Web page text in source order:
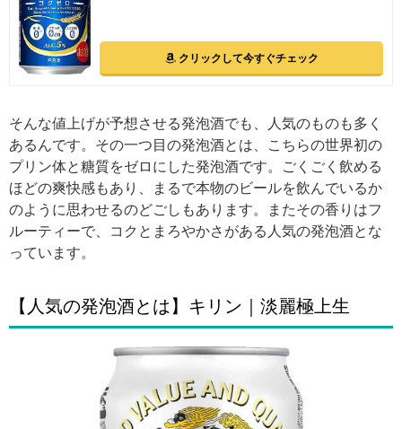
クリックして今すぐチェック
そんな値上げが予想させる発泡酒でも、人気のものも多く
あるんです。その一つ目の発泡酒とは、こちらの世界初の
プリン体と糖質をゼロにした発泡酒です。ごくごく飲める
ほどの爽快感もあり、まるで本物のビールを飲んでいるか
のように思わせるのどごしもあります。またその香りはフ
ルーティーで、コクとまろやかさがある人気の発泡酒とな
っています。
【人気の発泡酒とは】キリン｜淡麗極上生